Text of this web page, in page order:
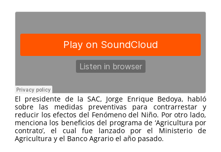
El presidente de la SAC, Jorge Enrique Bedoya, habló
sobre las medidas preventivas para contrarrestar y
reducir los efectos del Fenómeno del Niño. Por otro lado,
menciona los beneficios del programa de ‘Agricultura por
contrato’, el cual fue lanzado por el Ministerio de
Agricultura y el Banco Agrario el año pasado.